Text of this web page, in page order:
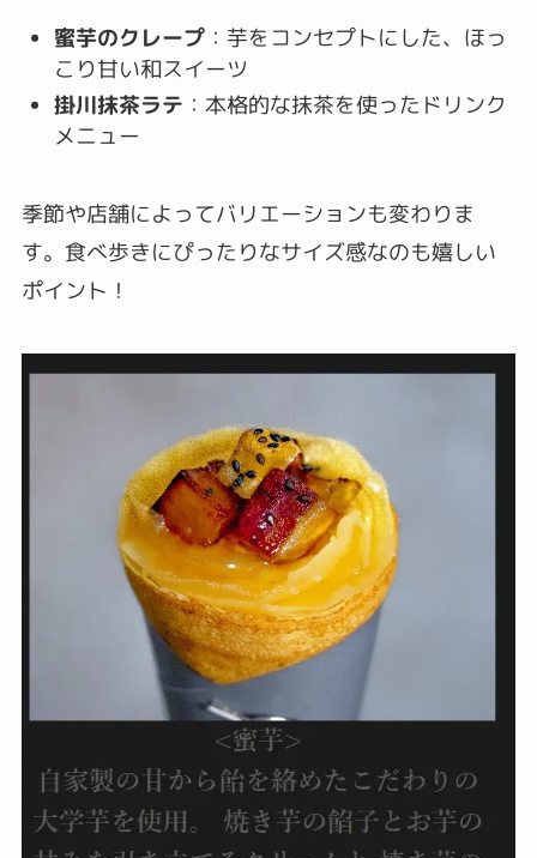
蜜芋のクレープ：芋をコンセプトにした、ほっ
こり甘い和スイーツ
掛川抹茶ラテ ：本格的な抹茶を使ったドリンク
メニュー
季節や店舗によってバリエーションも変わりま
す。食べ歩きにぴったりなサイズ感なのも嬉しい
ポイント！